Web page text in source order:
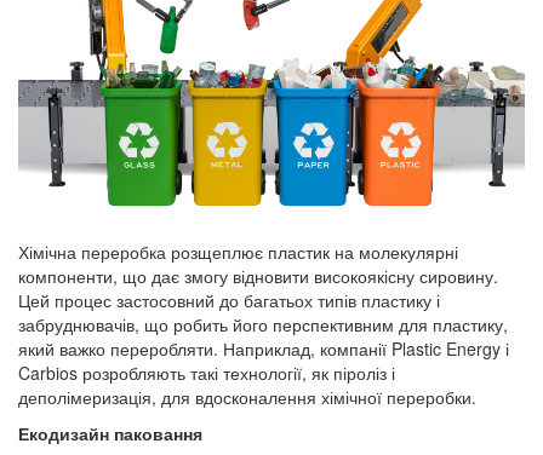
Хімічна переробка розщеплює пластик на молекулярні
компоненти, що дає змогу відновити високоякісну сировину.
Цей процес застосовний до багатьох типів пластику і
забруднювачів, що робить його перспективним для пластику,
який важко переробляти. Наприклад, компанії Plastic Energy і
Carbios розробляють такі технології, як піроліз і
деполімеризація, для вдосконалення хімічної переробки.
Екодизайн паковання